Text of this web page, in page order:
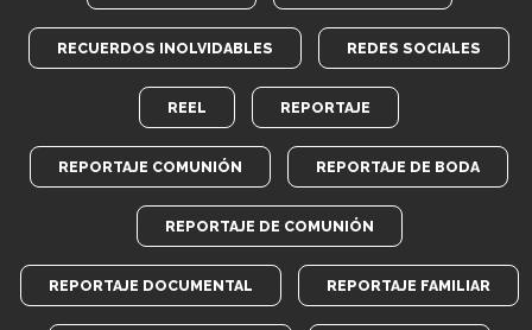
RECUERDOS INOLVIDABLES REDES SOCIALES
REEL REPORTAJE
REPORTAJE COMUNIÓN REPORTAJE DE BODA
REPORTAJE DE COMUNIÓN
REPORTAJE DOCUMENTAL REPORTAJE FAMILIAR